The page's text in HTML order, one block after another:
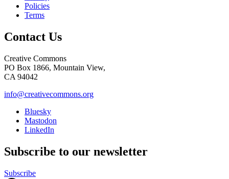
Policies
Terms
Contact Us
Creative Commons
PO Box 1866, Mountain View,
CA 94042
info@creativecommons.org
Bluesky
Mastodon
LinkedIn
Subscribe to our newsletter
Subscribe